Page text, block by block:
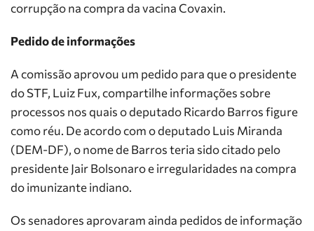
corrupção na compra da vacina Covaxin.
Pedido de informações
A comissão aprovou um pedido para que o presidente
do STF, Luiz Fux, compartilhe informações sobre
processos nos quais o deputado Ricardo Barros figure
como réu. De acordo com o deputado Luis Miranda
(DEM-DF), o nome de Barros teria sido citado pelo
presidente Jair Bolsonaro e irregularidades na compra
do imunizante indiano.
Os senadores aprovaram ainda pedidos de informação